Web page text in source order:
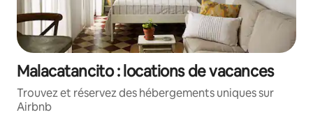
Malacatancito : locations de vacances
Trouvez et réservez des hébergements uniques sur
Airbnb